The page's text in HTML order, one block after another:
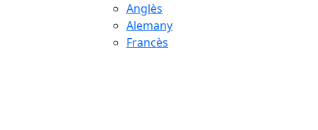
Anglès
Alemany
Francès